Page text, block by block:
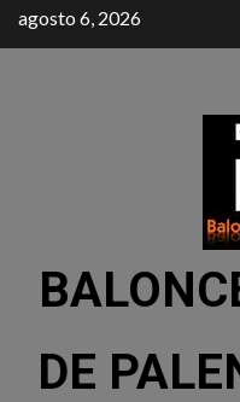
agosto 6, 2026
DE